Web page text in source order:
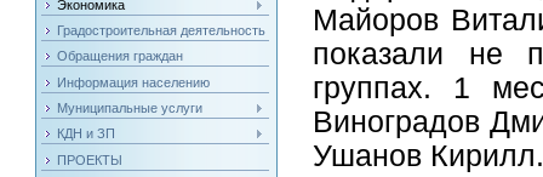
Экономика
Градостроительная деятельность
Обращения граждан
Информация населению
Муниципальные услуги
КДН и ЗП
ПРОЕКТЫ
Майоров
показали не
группах. 1
Виноградов
Ушанов